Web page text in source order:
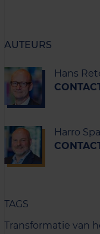
AUTEURS
Hans
Harro
TAGS
Transformatie van